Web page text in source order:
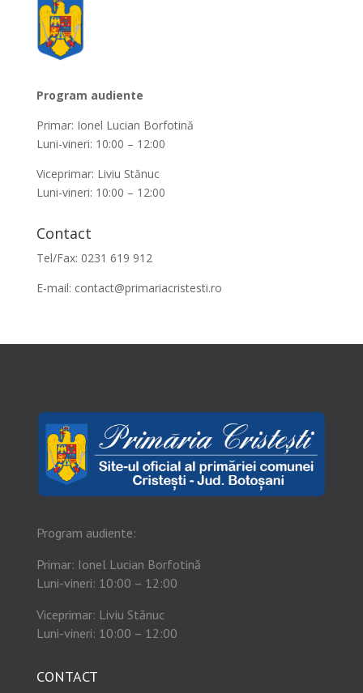
Program audiente
Primar: Ionel Lucian Borfotină
Luni-vineri: 10:00 – 12:00
Viceprimar: Liviu Stănuc
Luni-vineri: 10:00 – 12:00
Contact
Tel/Fax: 0231 619 912
E-mail: contact@primariacristesti.ro
Program audiente:
Primar: Ionel Lucian Borfotină
Luni-vineri: 10:00 – 12:00
Viceprimar: Liviu Stănuc
Luni-vineri: 10:00 – 12:00
CONTACT